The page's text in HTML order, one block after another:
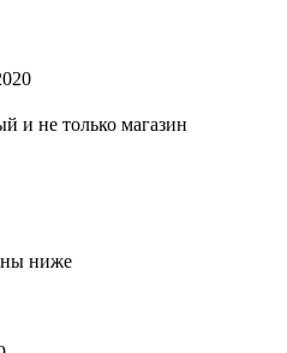
и не только магазин
ниже